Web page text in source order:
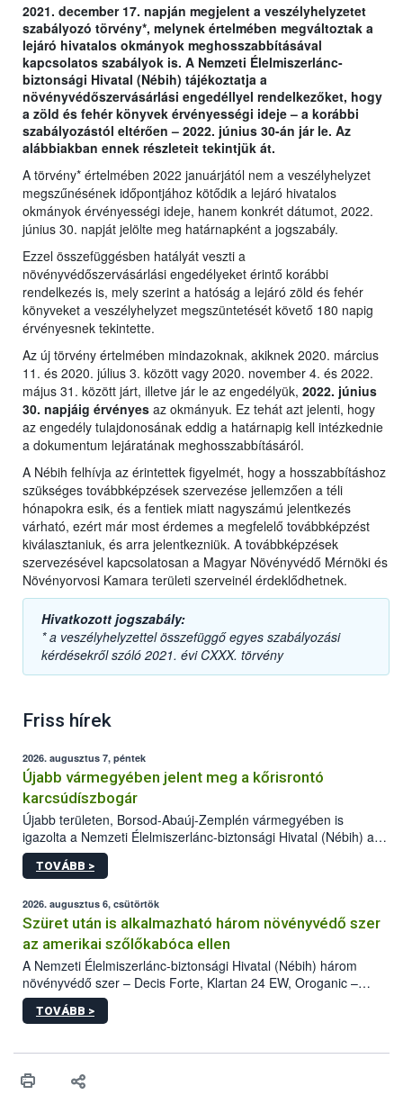
2021. december 17. napján megjelent a veszélyhelyzetet
szabályozó törvény*, melynek értelmében megváltoztak a
lejáró hivatalos okmányok meghosszabbításával
kapcsolatos szabályok is. A Nemzeti Élelmiszerlánc-
biztonsági Hivatal (Nébih) tájékoztatja a
növényvédőszervásárlási engedéllyel rendelkezőket, hogy
a zöld és fehér könyvek érvényességi ideje – a korábbi
szabályozástól eltérően – 2022. június 30-án jár le. Az
alábbiakban ennek részleteit tekintjük át.
A törvény* értelmében 2022 januárjától nem a veszélyhelyzet
megszűnésének időpontjához kötődik a lejáró hivatalos
okmányok érvényességi ideje, hanem konkrét dátumot, 2022.
június 30. napját jelölte meg határnapként a jogszabály.
Ezzel összefüggésben hatályát veszti a
növényvédőszervásárlási engedélyeket érintő korábbi
rendelkezés is, mely szerint a hatóság a lejáró zöld és fehér
könyveket a veszélyhelyzet megszüntetését követő 180 napig
érvényesnek tekintette.
Az új törvény értelmében mindazoknak, akiknek 2020. március
11. és 2020. július 3. között vagy 2020. november 4. és 2022.
május 31. között járt, illetve jár le az engedélyük, 2022. június
30. napjáig érvényes az okmányuk. Ez tehát azt jelenti, hogy
az engedély tulajdonosának eddig a határnapig kell intézkednie
a dokumentum lejáratának meghosszabbításáról.
A Nébih felhívja az érintettek figyelmét, hogy a hosszabbításhoz
szükséges továbbképzések szervezése jellemzően a téli
hónapokra esik, és a fentiek miatt nagyszámú jelentkezés
várható, ezért már most érdemes a megfelelő továbbképzést
kiválasztaniuk, és arra jelentkezniük. A továbbképzések
szervezésével kapcsolatosan a Magyar Növényvédő Mérnöki és
Növényorvosi Kamara területi szerveinél érdeklődhetnek.
Hivatkozott jogszabály:
* a veszélyhelyzettel összefüggő egyes szabályozási
kérdésekről szóló 2021. évi CXXX. törvény
Friss hírek
2026. augusztus 7, péntek
Újabb vármegyében jelent meg a kőrisrontó
karcsúdíszbogár
Újabb területen, Borsod-Abaúj-Zemplén vármegyében is
igazolta a Nemzeti Élelmiszerlánc-biztonsági Hivatal (Nébih) a
kőrisrontó karcsúdíszbogár (Agrilus planipennis) jelenlétét. A
kártevőt nem csak színcsapdában találták meg, de már fertőzött
az intenzív felderítést, emellett az intézkedéseket a szlovák
hatósággal is összehangolják a terjedés megállítása érdekében.
TOVÁBB >
2026. augusztus 6, csütörtök
Szüret után is alkalmazható három növényvédő szer
az amerikai szőlőkabóca ellen
A Nemzeti Élelmiszerlánc-biztonsági Hivatal (Nébih) három
növényvédő szer – Decis Forte, Klartan 24 EW, Oroganic –
engedélyokiratát módosította, így azok a szüretet követően,
egészen a vesszőérettség (BBCH 91) stádiumáig
érésű szőlőkben is legyen lehetőség a károsító elleni további
felhasználók számára is elérhető és ökológiai termesztésben is
TOVÁBB >